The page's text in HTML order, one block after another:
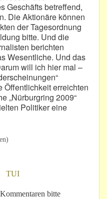
Geschäfts betreffend,
Die Aktionäre können
der Tagesordnung
bitte. Und die
berichten
Wesentliche. Und das
will ich hier mal –
Öffentlichkeit erreichten
„Nürburgring 2009“
Politiker eine
TUI
bitte